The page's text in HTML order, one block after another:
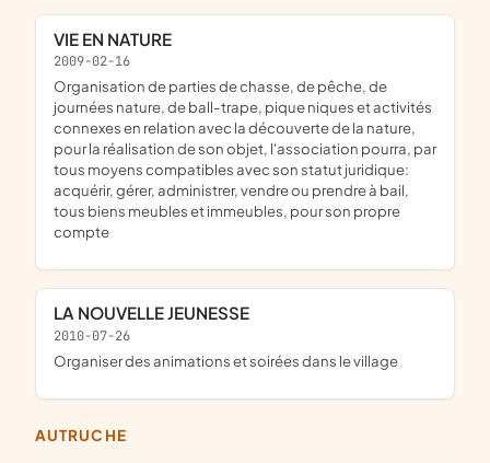
VIE EN NATURE
2009-02-16
organisation de parties de chasse, de pêche, de
journées nature, de ball-trape, pique niques et activités
connexes en relation avec la découverte de la nature,
pour la réalisation de son objet, l'association pourra, par
tous moyens compatibles avec son statut juridique:
acquérir, gérer, administrer, vendre ou prendre à bail,
tous biens meubles et immeubles, pour son propre
compte
LA NOUVELLE JEUNESSE
2010-07-26
organiser des animations et soirées dans le village
AUTRUCHE